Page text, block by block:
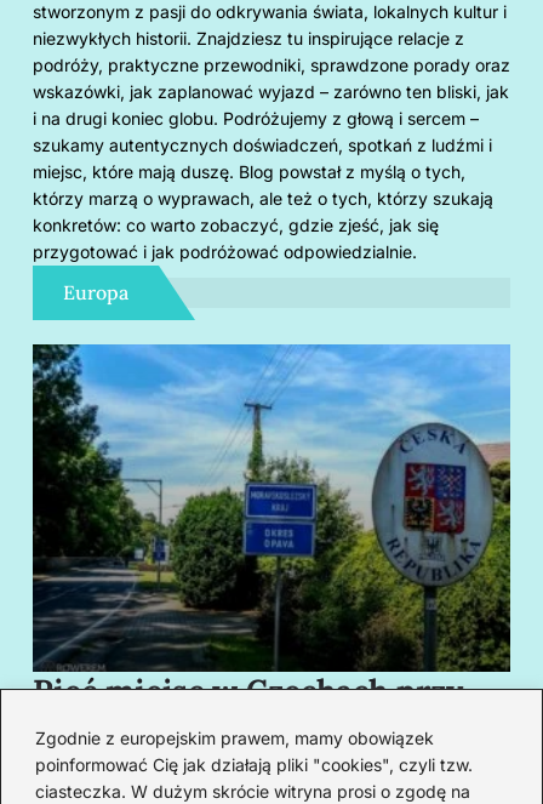
Zgodnie z europejskim prawem, mamy obowiązek
poinformować Cię jak działają pliki "cookies", czyli tzw.
ciasteczka. W dużym skrócie witryna prosi o zgodę na
stworzonym z pasji do odkrywania świata, lokalnych kultur i
niezwykłych historii. Znajdziesz tu inspirujące relacje z
podróży, praktyczne przewodniki, sprawdzone porady oraz
wskazówki, jak zaplanować wyjazd – zarówno ten bliski, jak
i na drugi koniec globu. Podróżujemy z głową i sercem –
szukamy autentycznych doświadczeń, spotkań z ludźmi i
miejsc, które mają duszę. Blog powstał z myślą o tych,
którzy marzą o wyprawach, ale też o tych, którzy szukają
konkretów: co warto zobaczyć, gdzie zjeść, jak się
przygotować i jak podróżować odpowiedzialnie.
Europa
Pięć miejsc w Czechach przy
granicy, które cię oczarują
swoim urokiem